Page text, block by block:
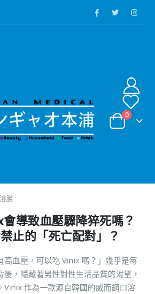
0
膜
導致血壓驟降猝死嗎？
止的「死亡配對」？
血壓，可以吃 Vinix 嗎？」幾乎是每
，隱藏著男性對性生活品質的渴望，
作為一款源自韓國的威而鋼口溶